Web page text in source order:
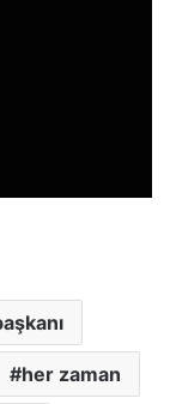
her zaman